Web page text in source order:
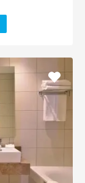
Pridať
do